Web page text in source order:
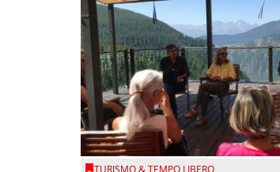
TURISMO & TEMPO LIBERO